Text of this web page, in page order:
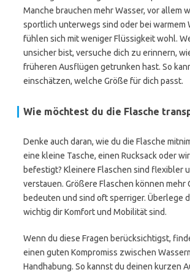
Manche brauchen mehr Wasser, vor allem
sportlich unterwegs sind oder bei warmem
fühlen sich mit weniger Flüssigkeit wohl.
unsicher bist, versuche dich zu erinnern,
früheren Ausflügen getrunken hast. So
einschätzen, welche Größe für dich passt.
Wie möchtest du die Flasche
Denke auch daran, wie du die Flasche
eine kleine Tasche, einen Rucksack oder
befestigt? Kleinere Flaschen sind flexibler
verstauen. Größere Flaschen können mehr
bedeuten und sind oft sperriger. Überlege
wichtig dir Komfort und Mobilität sind.
Wenn du diese Fragen berücksichtigst,
einen guten Kompromiss zwischen
Handhabung. So kannst du deinen kurzen